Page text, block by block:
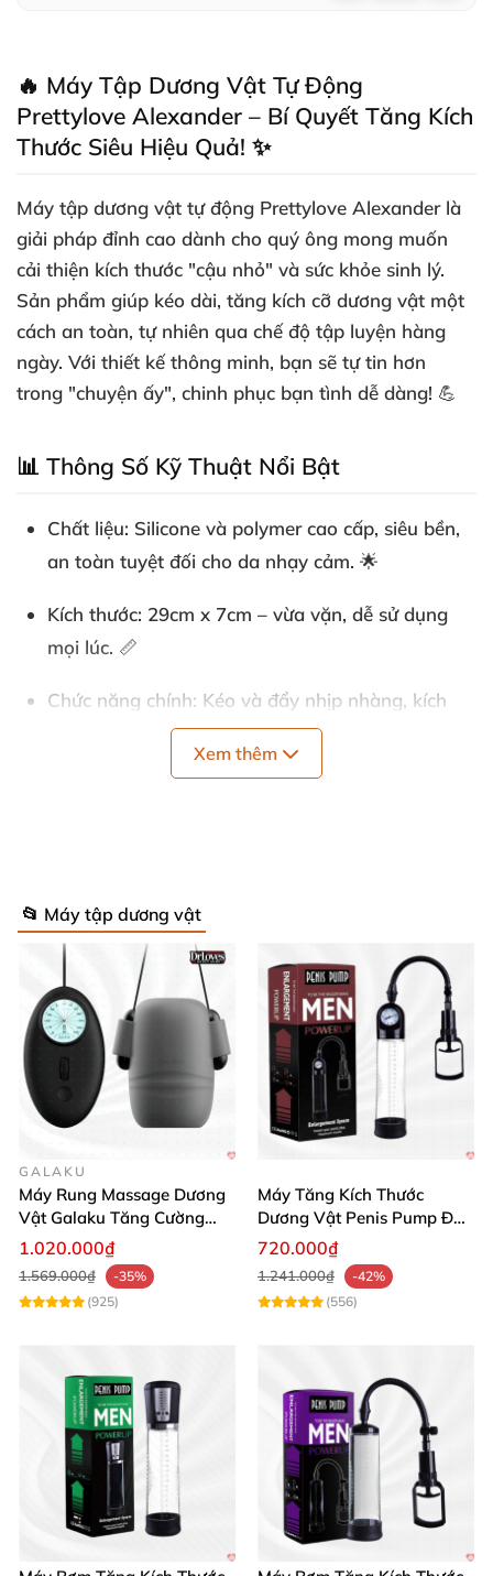
🔥 Máy Tập Dương Vật Tự Động
Prettylove Alexander – Bí Quyết Tăng Kích
Thước Siêu Hiệu Quả! ✨
Máy tập dương vật tự động Prettylove Alexander là
giải pháp đỉnh cao dành cho quý ông mong muốn
cải thiện kích thước "cậu nhỏ" và sức khỏe sinh lý.
Sản phẩm giúp kéo dài, tăng kích cỡ dương vật một
cách an toàn, tự nhiên qua chế độ tập luyện hàng
ngày. Với thiết kế thông minh, bạn sẽ tự tin hơn
trong "chuyện ấy", chinh phục bạn tình dễ dàng! 💪
📊 Thông Số Kỹ Thuật Nổi Bật
Chất liệu: Silicone và polymer cao cấp, siêu bền,
an toàn tuyệt đối cho da nhạy cảm. 🌟
Kích thước: 29cm x 7cm – vừa vặn, dễ sử dụng
mọi lúc. 📏
Chức năng chính: Kéo và đẩy nhịp nhàng, kích
thích tuần hoàn máu. ⚡
: 3 pin AAA thông dụng, thời lượng tùy
lượng châu Âu. 🏆
Những thông số này làm nên sức hút của máy tập
dương vật Prettylove Alexander, giúp bạn đạt kết
quả nhanh chóng mà không lo rủi ro.
Máy tập dương vật tự động Prettylove Alexander tăng khoái
Xem thêm
📂 Máy tập dương vật
GALAKU
Máy Rung Massage Dương
Vật Galaku Tăng Cường
Sinh Lý Nam
1.020.000₫
1.569.000₫
-35%
(925)
Máy Tăng Kích Thước
Dương Vật Penis Pump Đo
Áp Suất Chính Hãng
720.000₫
1.241.000₫
-42%
(556)